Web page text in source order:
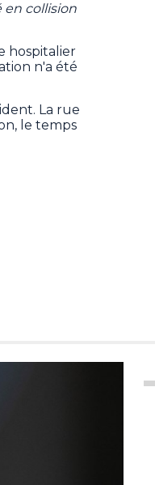
en collision
hospitalier
n'a été
La rue
le temps